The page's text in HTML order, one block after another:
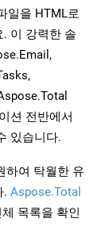
일을 HTML로
이 강력한 솔
션 전반에서
있습니다.
하여 탁월한 유
. Aspose.Total
목록을 확인